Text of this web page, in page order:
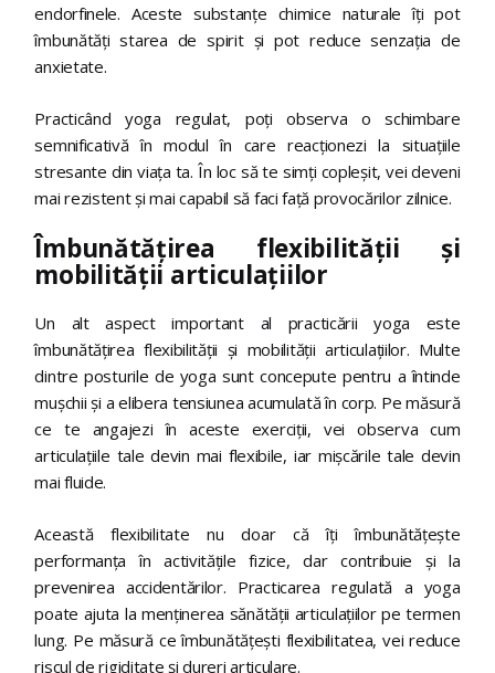
endorfinele. Aceste substanțe chimice naturale îți pot
îmbunătăți starea de spirit și pot reduce senzația de
anxietate.
Practicând yoga regulat, poți observa o schimbare
semnificativă în modul în care reacționezi la situațiile
stresante din viața ta. În loc să te simți copleșit, vei deveni
mai rezistent și mai capabil să faci față provocărilor zilnice.
Îmbunătățirea flexibilității și
mobilității articulațiilor
Un alt aspect important al practicării yoga este
îmbunătățirea flexibilității și mobilității articulațiilor. Multe
dintre posturile de yoga sunt concepute pentru a întinde
mușchii și a elibera tensiunea acumulată în corp. Pe măsură
ce te angajezi în aceste exerciții, vei observa cum
articulațiile tale devin mai flexibile, iar mișcările tale devin
mai fluide.
Această flexibilitate nu doar că îți îmbunătățește
performanța în activitățile fizice, dar contribuie și la
prevenirea accidentărilor. Practicarea regulată a yoga
poate ajuta la menținerea sănătății articulațiilor pe termen
lung. Pe măsură ce îmbunătățești flexibilitatea, vei reduce
riscul de rigiditate și dureri articulare.